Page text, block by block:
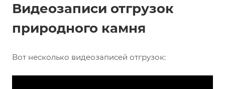
Видеозаписи отгрузок
природного камня
Вот несколько видеозаписей отгрузок: